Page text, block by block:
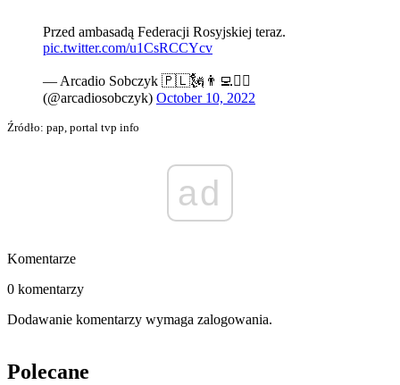
Przed ambasadą Federacji Rosyjskiej teraz.
pic.twitter.com/u1CsRCCYcv
— Arcadio Sobczyk 🇵🇱🗽👨‍💻🚴‍♂️
(@arcadiosobczyk) October 10, 2022
Źródło: pap, portal tvp info
ad
Komentarze
0 komentarzy
Dodawanie komentarzy wymaga zalogowania.
Polecane